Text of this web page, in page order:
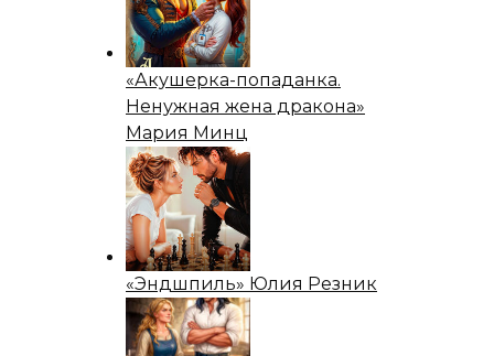
«Акушерка-попаданка.
Ненужная жена дракона»
Мария Минц
«Эндшпиль» Юлия Резник